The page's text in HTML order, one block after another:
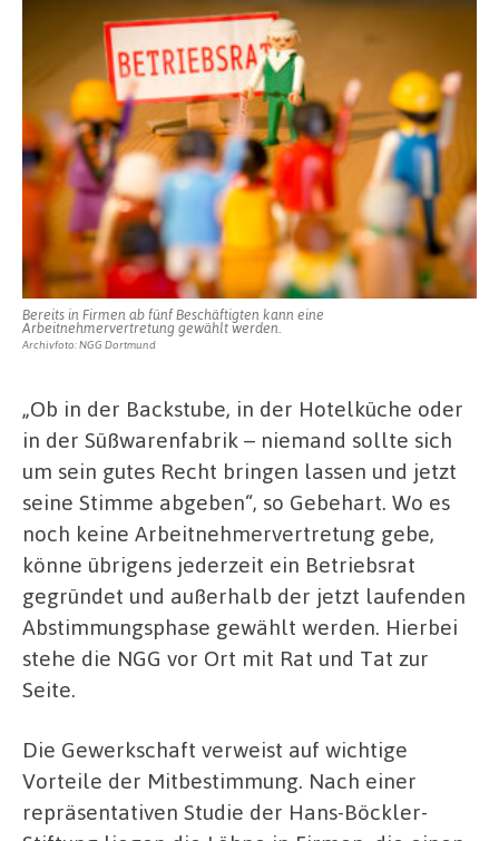
Bereits in Firmen ab fünf Beschäftigten kann eine
Arbeitnehmervertretung gewählt werden.
Archivfoto: NGG Dortmund
„Ob in der Backstube, in der Hotelküche oder
in der Süßwarenfabrik – niemand sollte sich
um sein gutes Recht bringen lassen und jetzt
seine Stimme abgeben“, so Gebehart. Wo es
noch keine Arbeitnehmervertretung gebe,
könne übrigens jederzeit ein Betriebsrat
gegründet und außerhalb der jetzt laufenden
Abstimmungsphase gewählt werden. Hierbei
stehe die NGG vor Ort mit Rat und Tat zur
Seite.
Die Gewerkschaft verweist auf wichtige
Vorteile der Mitbestimmung. Nach einer
repräsentativen Studie der Hans-Böckler-